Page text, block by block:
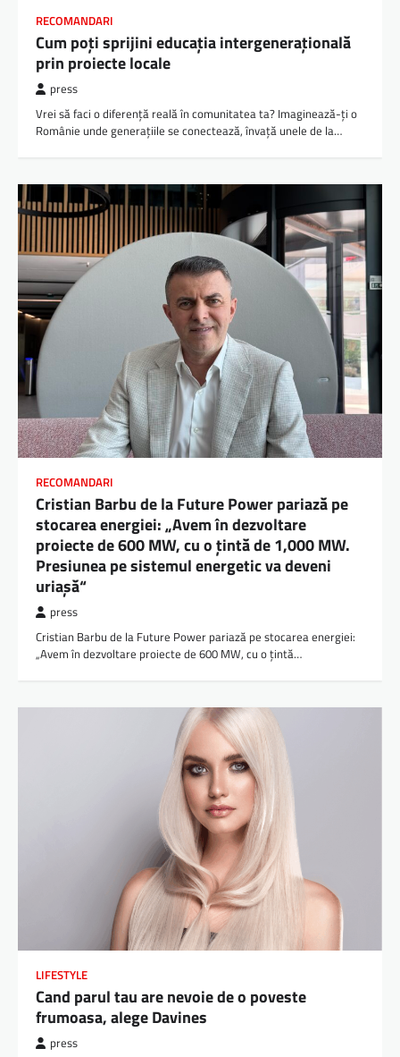
RECOMANDARI
Cum poți sprijini educația intergenerațională
prin proiecte locale
press
Vrei să faci o diferență reală în comunitatea ta? Imaginează-ți o
Românie unde generațiile se conectează, învață unele de la…
RECOMANDARI
Cristian Barbu de la Future Power pariază pe
stocarea energiei: „Avem în dezvoltare
proiecte de 600 MW, cu o ţintă de 1,000 MW.
Presiunea pe sistemul energetic va deveni
uriaşă“
press
Cristian Barbu de la Future Power pariază pe stocarea energiei:
„Avem în dezvoltare proiecte de 600 MW, cu o ţintă…
LIFESTYLE
Cand parul tau are nevoie de o poveste
frumoasa, alege Davines
press